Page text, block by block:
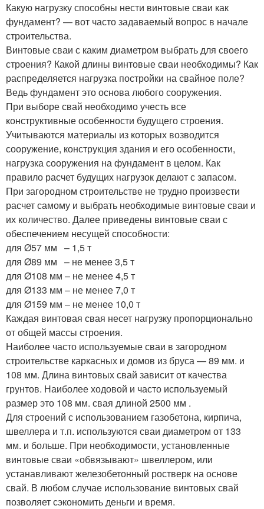
Какую нагрузку способны нести винтовые сваи как
фундамент? — вот часто задаваемый вопрос в начале
строительства.
Винтовые сваи с каким диаметром выбрать для своего
строения? Какой длины винтовые сваи необходимы? Как
распределяется нагрузка постройки на свайное поле?
Ведь фундамент это основа любого сооружения.
При выборе свай необходимо учесть все
конструктивные особенности будущего строения.
Учитываются материалы из которых возводится
сооружение, конструкция здания и его особенности,
нагрузка сооружения на фундамент в целом. Как
правило расчет будущих нагрузок делают с запасом.
При загородном строительстве не трудно произвести
расчет самому и выбрать необходимые винтовые сваи и
их количество. Далее приведены винтовые сваи с
обеспечением несущей способности:
для Ø57 мм – 1,5 т
для Ø89 мм – не менее 3,5 т
для Ø108 мм – не менее 4,5 т
для Ø133 мм – не менее 7,0 т
для Ø159 мм – не менее 10,0 т
Каждая винтовая свая несет нагрузку пропорционально
от общей массы строения.
Наиболее часто используемые сваи в загородном
строительстве каркасных и домов из бруса — 89 мм. и
108 мм. Длина винтовых свай зависит от качества
грунтов. Наиболее ходовой и часто используемый
размер это 108 мм. свая длиной 2500 мм .
Для строений с использованием газобетона, кирпича,
швеллера и т.п. используются сваи диаметром от 133
мм. и больше. При необходимости, установленные
винтовые сваи «обвязывают» швеллером, или
устанавливают железобетонный ростверк на основе
свай. В любом случае использование винтовых свай
позволяет сэкономить деньги и время.